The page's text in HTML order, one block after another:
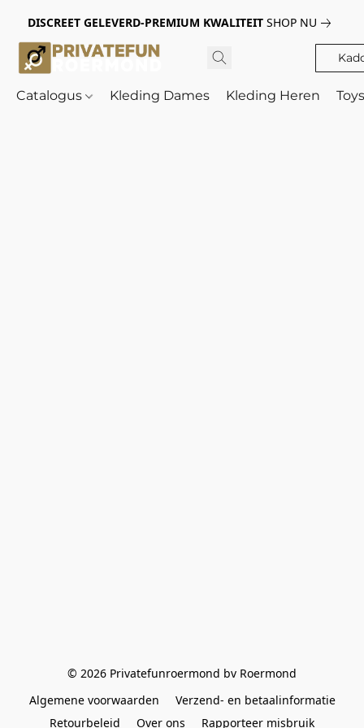
DISCREET GELEVERD-PREMIUM KWALITEIT SHOP NU
Catalogus Kleding Dames Kleding Heren
© 2026 Privatefunroermond bv Roermond
Algemene voorwaarden
Verzend- en betaalinformatie
Retourbeleid
Over ons Rapporteer misbruik